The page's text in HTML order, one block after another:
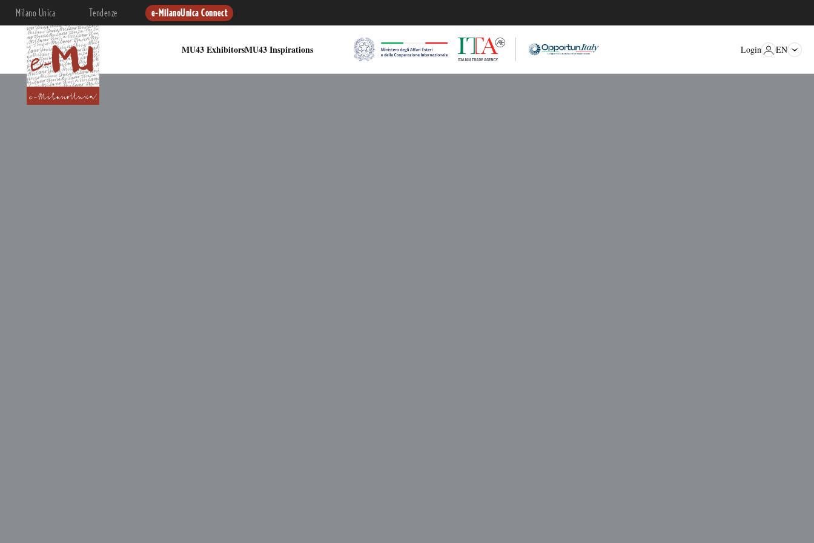
Milano Unica Tendenze e-MilanoUnica Connect
MU43 ExhibitorsMU43 Inspirations Login EN